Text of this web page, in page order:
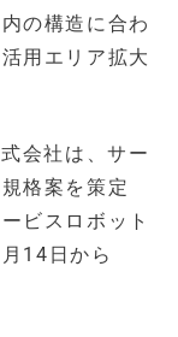
の構造に合わ
用エリア拡大
会社は、サー
格案を策定
ビスロボット
14日から